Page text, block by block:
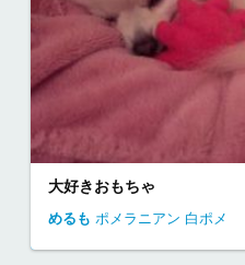
大好きおもちゃ
めるも ポメラニアン 白ポメ